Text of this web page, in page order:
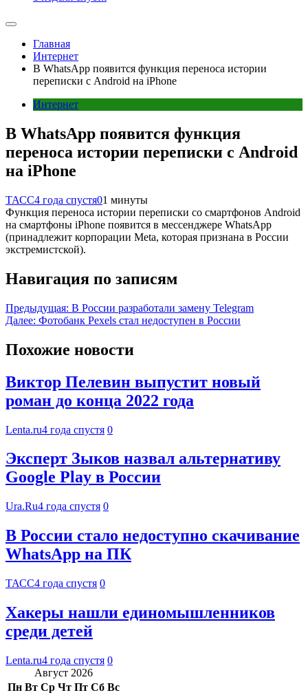
Главная
Интернет
В WhatsApp появится функция переноса истории
переписки с Android на iPhone
Интернет
В WhatsApp появится функция
переноса истории переписки с Android
на iPhone
ТАСС4 года спустя01 минуты
Функция переноса истории переписки со смартфонов Android
на смартфоны iPhone появится в мессенджере WhatsApp
(принадлежит корпорации Meta, которая признана в России
экстремистской).
Навигация по записям
Предыдущая: В России разработали замену Telegram
Далее: Фотобанк Pexels стал недоступен в России
Похожие новости
Виктор Пелевин выпустит новый
роман до конца 2022 года
Lenta.ru4 года спустя 0
Эксперт Зыков назвал альтернативу
Google Play в России
Ura.Ru4 года спустя 0
В России стало недоступно скачивание
WhatsApp на ПК
ТАСС4 года спустя 0
Хакеры нашли единомышленников
среди детей
Lenta.ru4 года спустя 0
Август 2026
Пн Вт Ср Чт Пт Сб Вс